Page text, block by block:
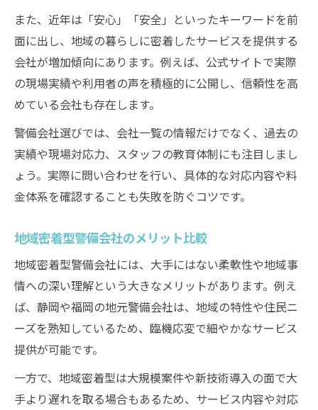
また、近年は「安心」「安全」といったキーワードを前
面に出し、地域の暮らしに密着したサービスを提供する
会社が増加傾向にあります。例えば、公式サイトで実際
の現場実績や利用者の声を積極的に公開し、信頼性を高
めている会社も存在します。
警備会社選びでは、会社一覧の情報だけでなく、過去の
実績や現場対応力、スタッフの教育体制にも注目しまし
ょう。実際に問い合わせを行い、具体的な対応内容や料
金体系を確認することも失敗を防ぐコツです。
地域密着型警備会社のメリット比較
地域密着型警備会社には、大手にはない柔軟性や地域事
情への深い理解という大きなメリットがあります。例え
ば、静岡や福岡の地元警備会社は、地域の特性や住民ニ
ーズを熟知しているため、臨機応変で細やかなサービス
提供が可能です。
一方で、地域密着型は大規模案件や新技術導入の面で大
手より遅れを取る場合もあるため、サービス内容や対応